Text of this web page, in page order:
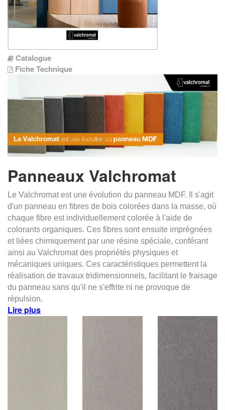
Catalogue
Fiche Technique
Panneaux Valchromat
Le Valchromat est une évolution du panneau MDF. Il s'agit
d'un panneau en fibres de bois colorées dans la masse, où
chaque fibre est individuellement colorée à l'aide de
colorants organiques. Ces fibres sont ensuite imprégnées
et liées chimiquement par une résine spéciale, conférant
ainsi au Valchromat des propriétés physiques et
mécaniques uniques. Ces caractéristiques permettent la
réalisation de travaux tridimensionnels, facilitant le fraisage
du panneau sans qu'il ne s'effrite ni ne provoque de
répulsion.
Lire plus